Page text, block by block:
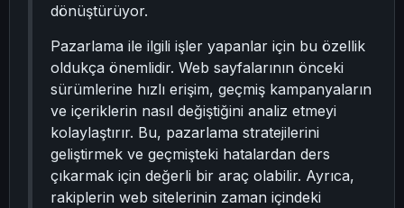
dönüştürüyor.
Pazarlama ile ilgili işler yapanlar için bu özellik
oldukça önemlidir. Web sayfalarının önceki
sürümlerine hızlı erişim, geçmiş kampanyaların
ve içeriklerin nasıl değiştiğini analiz etmeyi
kolaylaştırır. Bu, pazarlama stratejilerini
geliştirmek ve geçmişteki hatalardan ders
çıkarmak için değerli bir araç olabilir. Ayrıca,
rakiplerin web sitelerinin zaman içindeki